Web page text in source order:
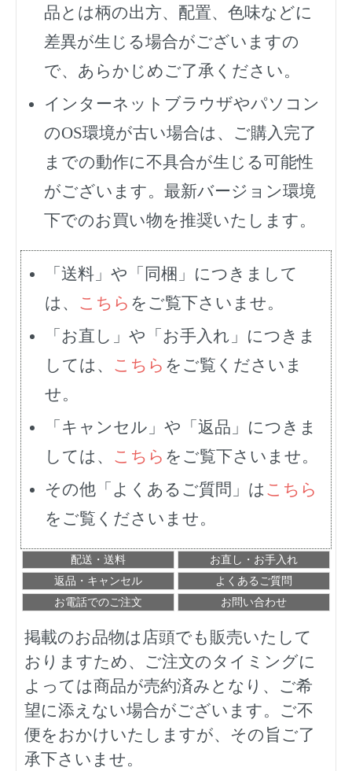
品とは柄の出方、配置、色味などに
差異が生じる場合がございますの
で、あらかじめご了承ください。
インターネットブラウザやパソコン
のOS環境が古い場合は、ご購入完了
までの動作に不具合が生じる可能性
がございます。最新バージョン環境
下でのお買い物を推奨いたします。
「送料」や「同梱」につきまして
は、 こちら をご覧下さいませ。
「お直し」や「お手入れ」につきま
しては、 こちら をご覧くださいま
せ。
「キャンセル」や「返品」につきま
しては、 こちら をご覧下さいませ。
その他「よくあるご質問」は こちら
をご覧くださいませ。
配送・送料
お直し・お手入れ
返品・キャンセル
よくあるご質問
お電話でのご注文
お問い合わせ
掲載のお品物は店頭でも販売いたして
おりますため、ご注文のタイミングに
よっては商品が売約済みとなり、ご希
望に添えない場合がございます。ご不
便をおかけいたしますが、その旨ご了
承下さいませ。